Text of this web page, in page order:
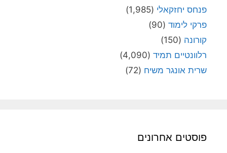
פנחס יחזקאלי (1,985)
פרקי לימוד (90)
קורונה (150)
רלוונטיים תמיד (4,090)
שרית אונגר משיח (72)
פוסטים אחרונים